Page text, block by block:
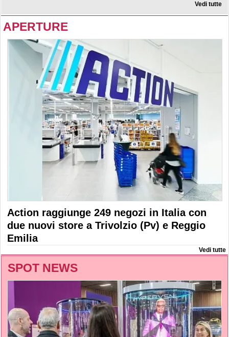
Vedi tutte
APERTURE
Action raggiunge 249 negozi in Italia con
due nuovi store a Trivolzio (Pv) e Reggio
Emilia
Vedi tutte
SPOT NEWS